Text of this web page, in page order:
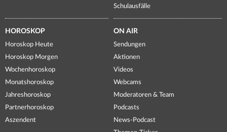
Schulausfälle
HOROSKOP
Horoskop Heute
Horoskop Morgen
Wochenhoroskop
Monatshoroskop
Jahreshoroskop
Partnerhoroskop
Aszendent
ON AIR
Sendungen
Aktionen
Videos
Webcams
Moderatoren & Team
Podcasts
News-Podcast